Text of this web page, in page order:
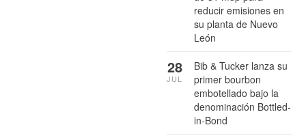
reducir emisiones en
su planta de Nuevo
León
Bib & Tucker lanza su
primer bourbon
embotellado bajo la
denominación Bottled-
in-Bond
28
JUL